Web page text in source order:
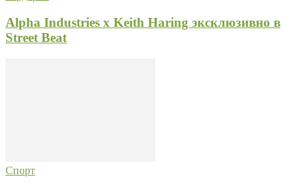
Alpha Industries x Keith Haring эксклюзивно в
Street Beat
Спорт